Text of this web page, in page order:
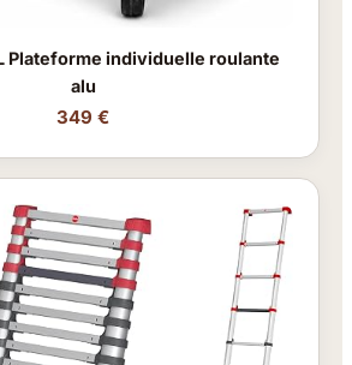
Plateforme individuelle roulante
alu
349 €